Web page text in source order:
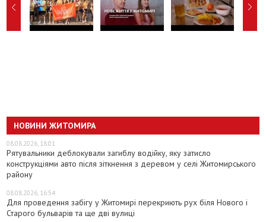
НОВИНИ ЖИТОМИРА
08.08.2026, 18:01
Рятувальники деблокували загиблу водійку, яку затисло
конструкціями авто після зіткнення з деревом у селі Житомирського
району
08.08.2026, 16:54
Для проведення забігу у Житомирі перекриють рух біля Нового і
Старого бульварів та ще дві вулиці